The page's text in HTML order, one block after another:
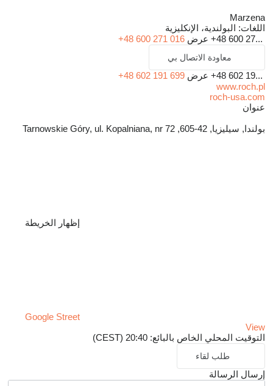
Marzena
اللغات: البولندية، الإنكليزية
+48 600 27... عرض +48 600 271 016
معاودة الاتصال بي
+48 602 19... عرض +48 602 191 699
www.roch.pl
roch-usa.com
عنوان
بولندا, سيليزيا, 42-605, Tarnowskie Góry, ul. Kopalniana, nr 72
إظهار الخريطة
Google Street
View
التوقيت المحلي الخاص بالبائع: 20:40 (CEST)
طلب لقاء
إرسال الرسالة